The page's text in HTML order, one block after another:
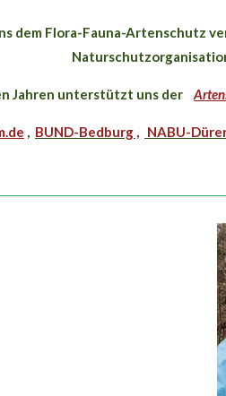
dem Flora-Fauna-Artenschutz
Jahren unterstützt uns der
, BUND-Bedburg , NABU-